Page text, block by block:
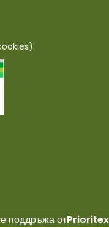
поддръжа отPrioritex